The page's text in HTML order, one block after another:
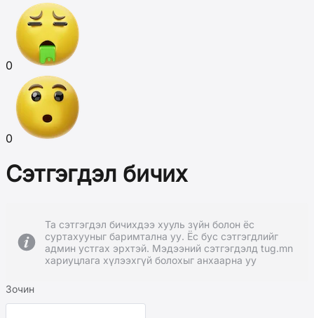
0
0
Сэтгэгдэл бичих
Та сэтгэгдэл бичихдээ хууль зүйн болон ёс
суртахууныг баримтална уу. Ёс бус сэтгэгдлийг
админ устгах эрхтэй. Мэдээний сэтгэгдэлд tug.mn
хариуцлага хүлээхгүй болохыг анхаарна уу
Зочин